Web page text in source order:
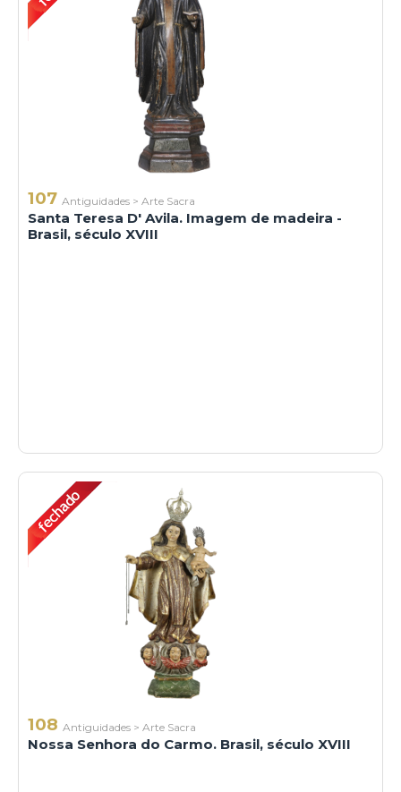
107 Antiguidades > Arte Sacra
Santa Teresa D' Avila. Imagem de madeira -
Brasil, século XVIII
108 Antiguidades > Arte Sacra
Nossa Senhora do Carmo. Brasil, século XVIII